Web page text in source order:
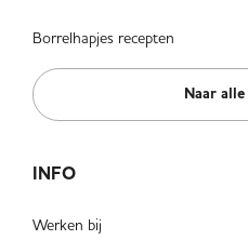
Borrelhapjes recepten
Naar
INFO
Werken bij